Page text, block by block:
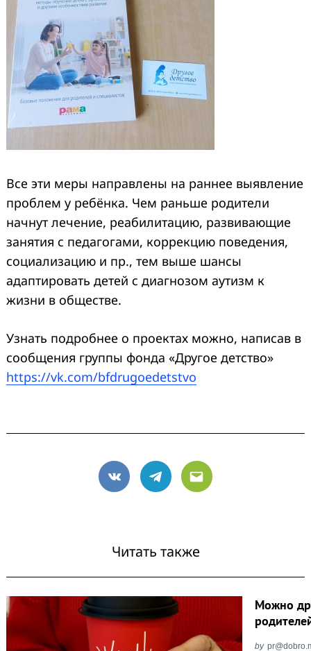
Все эти меры направлены на раннее выявление
проблем у ребёнка. Чем раньше родители
начнут лечение, реабилитацию, развивающие
занятия с педагогами, коррекцию поведения,
социализацию и пр., тем выше шансы
адаптировать детей с диагнозом аутизм к
жизни в обществе.
Узнать подробнее о проектах можно, написав в
сообщения группы фонда «Другое детство»
https://vk.com/bfdrugoedetstvo
VK Telegram
Email
Читать также
Можно
by